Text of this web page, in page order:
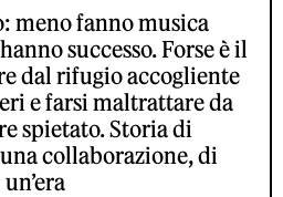
meno fanno musica
successo. Forse è il
dal rifugio accogliente
e farsi maltrattare da
spietato. Storia di
collaborazione, di
un’era